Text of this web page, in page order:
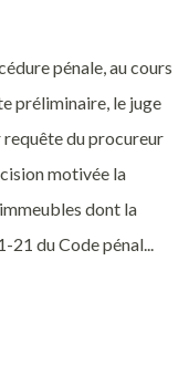
pénale, au cours
préliminaire, le juge
du procureur
motivée la
dont la
21 du Code pénal...